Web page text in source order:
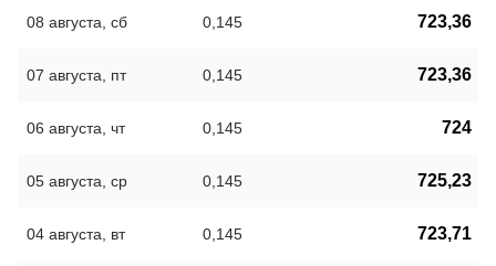
08 августа, сб 0,145 723,36
07 августа, пт 0,145 723,36
06 августа, чт 0,145 724
05 августа, ср 0,145 725,23
04 августа, вт 0,145 723,71